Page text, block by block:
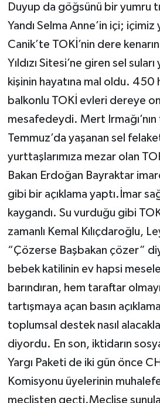
Duyup da göğsünü bir yumru
Yandı Selma Anne’in içi; içimiz
Canik’te TOKİ’nin dere
Yıldızı Sitesi’ne giren sel
kişinin hayatına mal oldu. 450
balkonlu TOKİ evleri dereye
mesafedeydi. Mert Irmağı’nın
Temmuz’da yaşanan sel
yurttaşlarımıza mezar olan
Bakan Erdoğan Bayraktar
gibi bir açıklama yaptı.İmar
kaygandı. Su vurduğu gibi
zamanlı Kemal Kılıçdaroğlu,
“Çözerse Başbakan çözer”
bebek katilinin ev hapsi
barındıran, hem taraftar
tartışmaya açan basın
toplumsal destek nasıl
diyordu. En son, iktidarın
Yargı Paketi de iki gün önce
Komisyonu üyelerinin
meclisten geçti.Meclise